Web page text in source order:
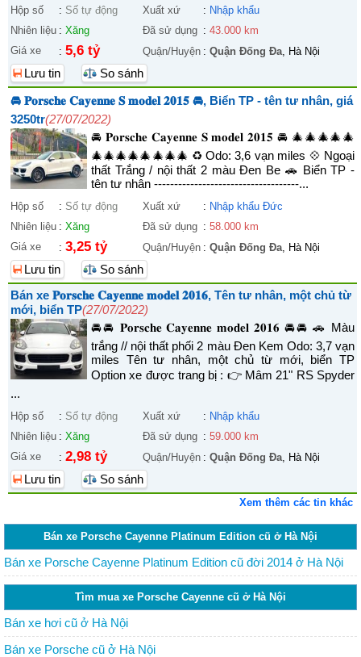
Hộp số : Số tự động Xuất xứ : Nhập khẩu
Nhiên liệu : Xăng Đã sử dụng : 43.000 km
Giá xe
: 5,6 tỷ Quận/Huyện : Quận Đống Đa, Hà Nội
Lưu tin
So sánh
🚘 𝐏𝐨𝐫𝐬𝐜𝐡𝐞 𝐂𝐚𝐲𝐞𝐧𝐧𝐞 𝐒 𝐦𝐨𝐝𝐞𝐥 𝟐𝟎𝟏𝟓 🚘, Biển TP - tên tư nhân, giá
3250tr(27/07/2022)
🚘 𝐏𝐨𝐫𝐬𝐜𝐡𝐞 𝐂𝐚𝐲𝐞𝐧𝐧𝐞 𝐒 𝐦𝐨𝐝𝐞𝐥 𝟐𝟎𝟏𝟓 🚘 🎄🎄🎄🎄🎄
🎄🎄🎄🎄🎄🎄🎄🎄 ♻️ Odo: 3,6 vạn miles 💠 Ngoại
thất Trắng / nội thất 2 màu Đen Be 🚗 Biển TP -
tên tư nhân ------------------------------------...
Hộp số : Số tự động Xuất xứ : Nhập khẩu Đức
Nhiên liệu : Xăng Đã sử dụng : 58.000 km
Giá xe
: 3,25 tỷ Quận/Huyện : Quận Đống Đa, Hà Nội
Lưu tin
So sánh
Bán xe 𝐏𝐨𝐫𝐬𝐜𝐡𝐞 𝐂𝐚𝐲𝐞𝐧𝐧𝐞 𝐦𝐨𝐝𝐞𝐥 𝟐𝟎𝟏𝟔, Tên tư nhân, một chủ từ
mới, biển TP(27/07/2022)
🚘🚘 𝐏𝐨𝐫𝐬𝐜𝐡𝐞 𝐂𝐚𝐲𝐞𝐧𝐧𝐞 𝐦𝐨𝐝𝐞𝐥 𝟐𝟎𝟏𝟔 🚘🚘 🚗 Màu
trắng // nội thất phối 2 màu Đen Kem Odo: 3,7 vạn
miles Tên tư nhân, một chủ từ mới, biển TP
Option xe được trang bị : 👉 Mâm 21" RS Spyder
...
Hộp số : Số tự động Xuất xứ : Nhập khẩu
Nhiên liệu : Xăng Đã sử dụng : 59.000 km
Giá xe
: 2,98 tỷ Quận/Huyện : Quận Đống Đa, Hà Nội
Lưu tin So sánh
Xem thêm các tin khác
Bán xe Porsche Cayenne Platinum Edition cũ ở Hà Nội
Bán xe Porsche Cayenne Platinum Edition cũ đời 2014 ở Hà Nội
Tìm mua xe Porsche Cayenne cũ ở Hà Nội
Bán xe hơi cũ ở Hà Nội
Bán xe Porsche cũ ở Hà Nội